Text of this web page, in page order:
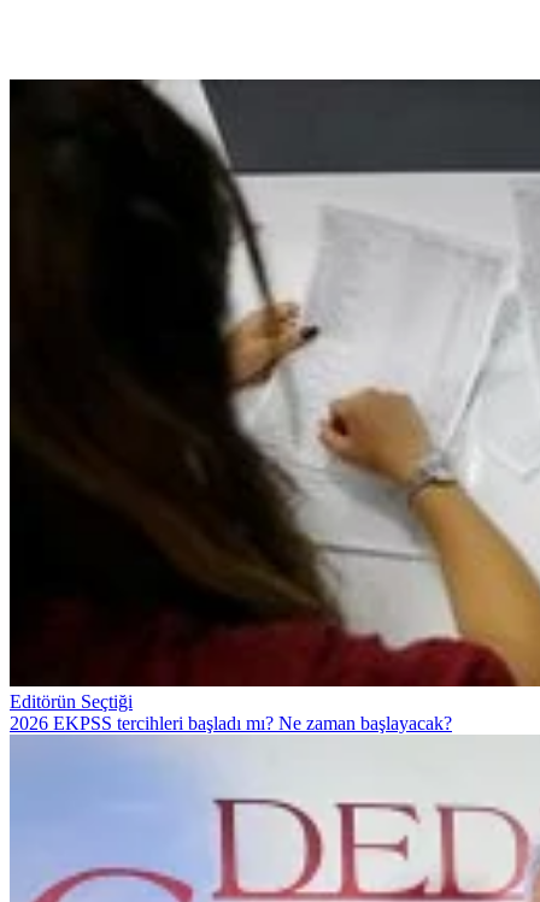
Editörün Seçtiği
2026 EKPSS tercihleri başladı mı? Ne zaman başlayacak?